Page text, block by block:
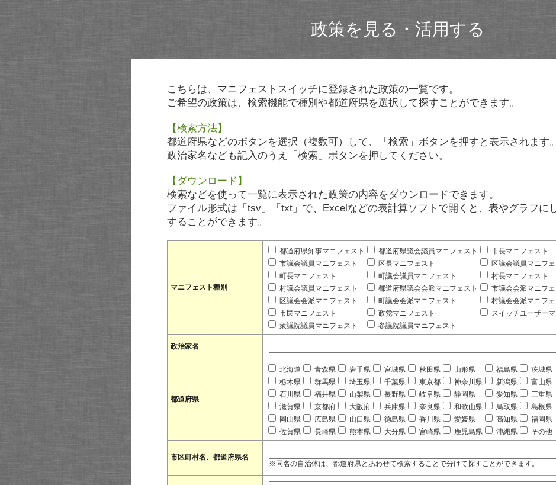
政策を見る・活用する
こちらは、マニフェストスイッチに登録された政策の一覧です。
ご希望の政策は、検索機能で種別や都道府県を選択して探すことができます。
【検索方法】
都道府県などのボタンを選択（複数可）して、「検索」ボタンを押すと表示されます。
政治家名なども記入のうえ「検索」ボタンを押してください。
【ダウンロード】
検索などを使って一覧に表示された政策の内容をダウンロードできます。
ファイル形式は「tsv」「txt」で、Excelなどの表計算ソフトで開くと、表やグラフに
することができます。
マニフェスト種別
都道府県知事マニフェスト 都道府県議会議員マニフェスト
市長マニフェスト
市議会議員マニフェスト
区長マニフェスト
区議会議員マニフェ
町長マニフェスト
町議会議員マニフェスト
村長マニフェスト
村議会議員マニフェスト
都道府県議会会派マニフェスト
市議会会派マニフェ
区議会会派マニフェスト
町議会会派マニフェスト
村議会会派マニフェ
市民マニフェスト
政党マニフェスト
スイッチユーザー
衆議院議員マニフェスト
参議院議員マニフェスト
政治家名
都道府県
北海道 青森県 岩手県 宮城県 秋田県 山形県 福島県
茨城県
栃木県
群馬県 埼玉県 千葉県 東京都 神奈川県 新潟県
富山県
石川県
福井県 山梨県 長野県 岐阜県 静岡県 愛知県
三重県
滋賀県
京都府 大阪府 兵庫県 奈良県 和歌山県 鳥取県
島根県
岡山県
広島県 山口県 徳島県 香川県 愛媛県 高知県
福岡県
佐賀県
長崎県 熊本県 大分県 宮崎県 鹿児島県 沖縄県 その他
市区町村名、都道府県名
※同名の自治体は、都道府県とあわせて検索することで分けて探すことができます。